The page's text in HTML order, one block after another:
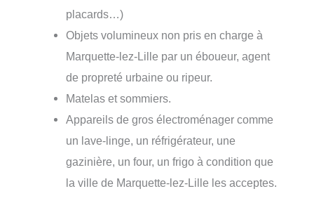
placards…)
Objets volumineux non pris en charge à
Marquette-lez-Lille par un éboueur, agent
de propreté urbaine ou ripeur.
Matelas et sommiers.
Appareils de gros électroménager comme
un lave-linge, un réfrigérateur, une
gazinière, un four, un frigo à condition que
la ville de Marquette-lez-Lille les acceptes.